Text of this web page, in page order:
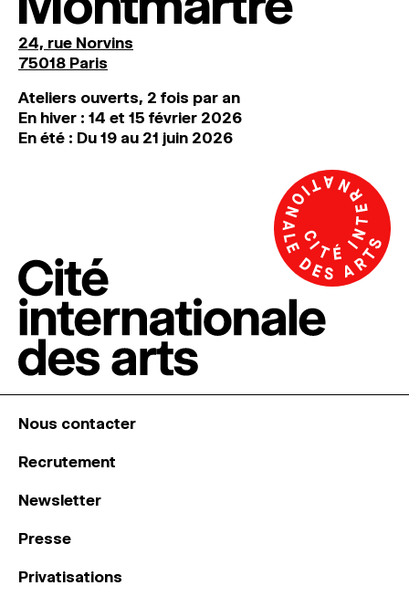
24, rue Norvins
75018 Paris
Ateliers ouverts, 2 fois par an
En hiver : 14 et 15 février 2026
En été : Du 19 au 21 juin 2026
Nous contacter
Recrutement
Newsletter
Presse
Privatisations